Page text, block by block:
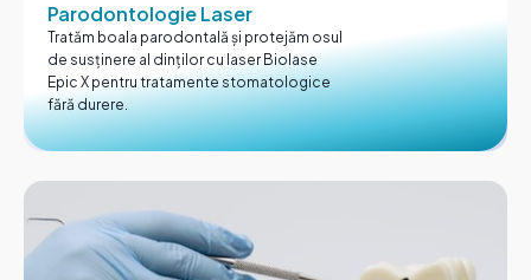
Parodontologie Laser
Tratăm boala parodontală și protejăm osul
de susținere al dinților cu laser Biolase
Epic X pentru tratamente stomatologice
fără durere.